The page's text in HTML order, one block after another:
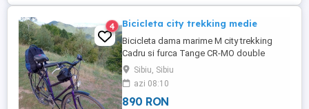
4 Bicicleta city trekking medie
Bicicleta dama marime M city trekking
Cadru si furca Tange CR-MO double
butted Japan. Roti 28" ARAYA Japan cu
anvelope Schwalbe si butuci Shimano
Deore LX Groupset Shimano Deore LX -
angrenaj, pinioane, butuci, deraior fata
Sibiu, Sibiu
azi 08:10
890 RON